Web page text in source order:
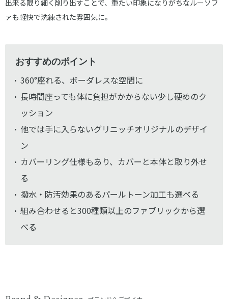
出来る限り細く削り出すことで、重たい印象になりがちなルーソフ
ァも軽快で洗練された雰囲気に。
おすすめのポイント
360°座れる、ボーダレスな空間に
長時間座っても体に負担がかからない少し硬めのク
ッション
他では手に入らないグリニッチオリジナルのデザイ
ン
カバーリング仕様もあり、カバーと本体と取り外せ
る
撥水・防汚効果のあるパールトーン加工も選べる
組み合わせると300種類以上のファブリックから選
べる